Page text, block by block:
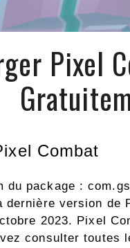
Pixel
Combat
du package :
dernière version de
2023. Pixel
consulter toutes